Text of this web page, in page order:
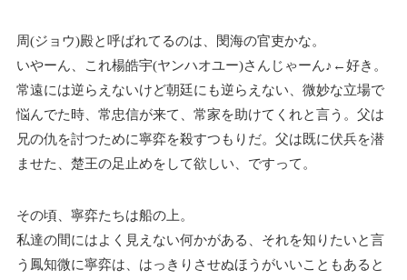
周(ジョウ)殿と呼ばれてるのは、閔海の官吏かな。
いやーん、これ楊皓宇(ヤンハオユー)さんじゃーん♪←好き。
常遠には逆らえないけど朝廷にも逆らえない、微妙な立場で
悩んでた時、常忠信が来て、常家を助けてくれと言う。父は
兄の仇を討つために寧弈を殺すつもりだ。父は既に伏兵を潜
ませた、楚王の足止めをして欲しい、ですって。
その頃、寧弈たちは船の上。
私達の間にはよく見えない何かがある、それを知りたいと言
う鳳知微に寧弈は、はっきりさせぬほうがいいこともあると